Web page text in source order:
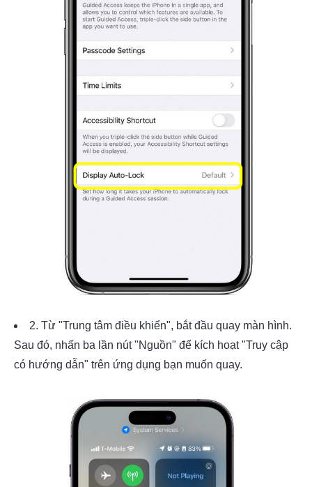
2. Từ "Trung tâm điều khiển", bắt đầu quay màn hình.
Sau đó, nhấn ba lần nút "Nguồn" để kích hoạt "Truy cập
có hướng dẫn" trên ứng dụng bạn muốn quay.